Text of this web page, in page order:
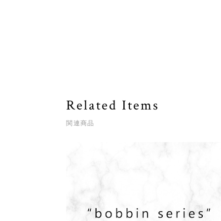
Related Items
関連商品